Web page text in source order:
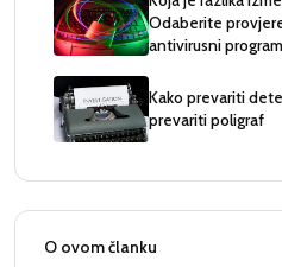
Odaberite
antivirusni program
Kako prevariti
prevariti poligraf
O ovom članku